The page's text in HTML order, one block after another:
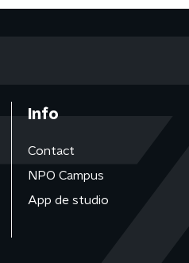
Info
Contact
NPO Campus
App de studio